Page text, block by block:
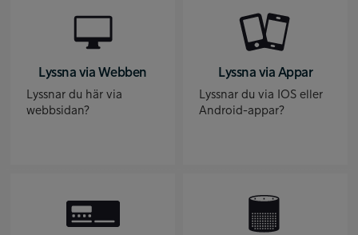
Lyssna via Webben
Lyssnar du här via
webbsidan?
Lyssna via Appar
Lyssnar du via IOS eller
Android-appar?